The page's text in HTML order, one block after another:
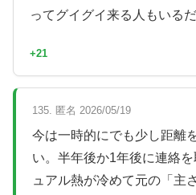
ってグイグイ来る人もいる
+21
135. 匿名 2026/05/19
今は一時的にでも少し距離
い。半年後か1年後に連絡
ュアル熱が冷めて元の「主